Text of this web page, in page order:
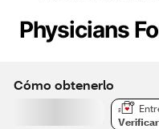
Physicians
Cómo obtenerlo